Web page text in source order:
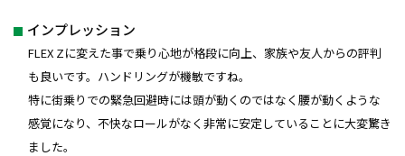
インプレッション
FLEX Zに変えた事で乗り心地が格段に向上、家族や友人からの評判
も良いです。ハンドリングが機敏ですね。
特に街乗りでの緊急回避時には頭が動くのではなく腰が動くような
感覚になり、不快なロールがなく非常に安定していることに大変驚き
ました。